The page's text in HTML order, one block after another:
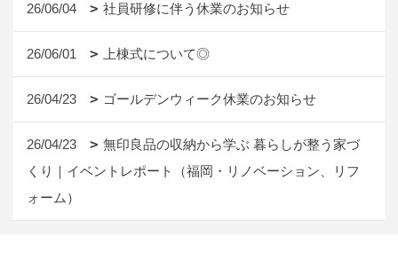
26/06/04 社員研修に伴う休業のお知らせ
26/06/01 上棟式について◎
26/04/23 ゴールデンウィーク休業のお知らせ
26/04/23
無印良品の収納から学ぶ 暮らしが整う家づ
くり｜イベントレポート（福岡・リノベーション、リフ
ォーム）